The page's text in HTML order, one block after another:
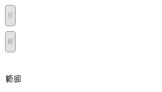
日
祝
範囲